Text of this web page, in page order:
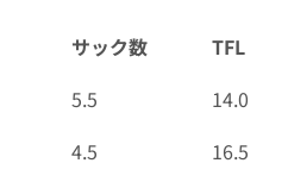
サック数
TFL
5.5
14.0
4.5
16.5